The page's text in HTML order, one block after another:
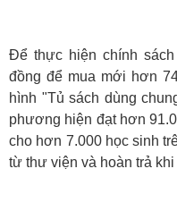
Để thực hiện chính
đồng để mua mới hơn
hình "Tủ sách dùng
phương hiện đạt hơn
cho hơn 7.000 học sinh
từ thư viện và hoàn trả khi